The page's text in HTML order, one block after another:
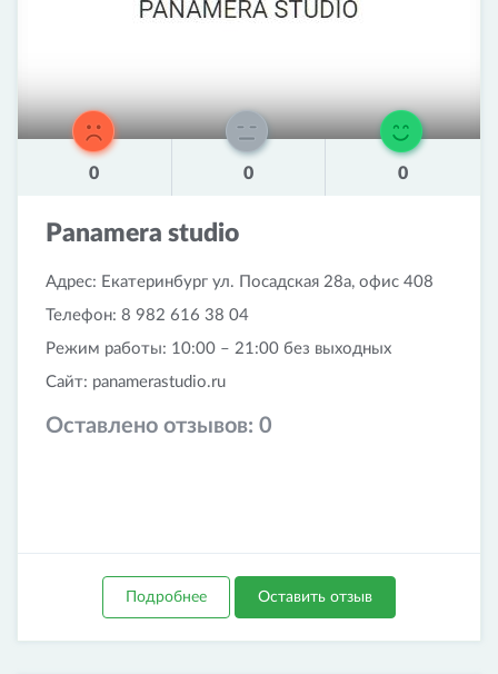
0 0 0
Panamera studio
Адрес: Екатеринбург ул. Посадская 28а, офис 408
Телефон: 8 982 616 38 04
Режим работы: 10:00 – 21:00 без выходных
Сайт: panamerastudio.ru
Оставлено отзывов: 0
Подробнее Оставить отзыв